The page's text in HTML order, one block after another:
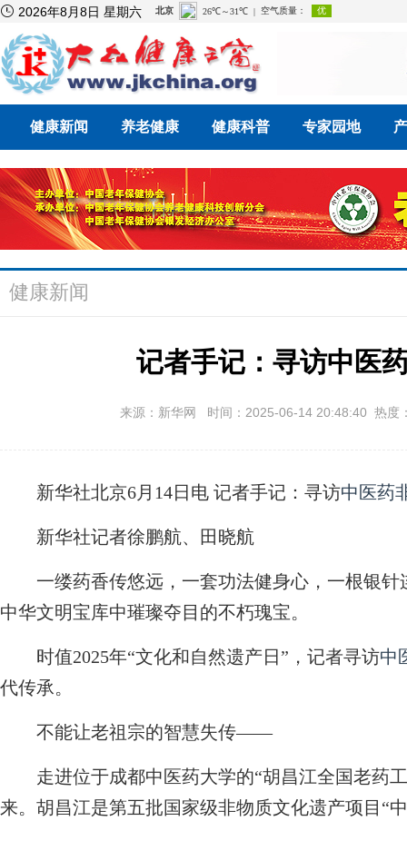
 2026年8月8日 星期六
健康新闻 养老健康 健康科普 专家园地
健康新闻
记者手记：寻访中医
来源：新华网 时间：2025-06-14 20:48:40 热度
新华社北京6月14日电 记者手记：寻访中医药
新华社记者徐鹏航、田晓航
一缕药香传悠远，一套功法健身心，一根银
中华文明宝库中璀璨夺目的不朽瑰宝。
时值2025年“文化和自然遗产日”，记者寻访中
代传承。
不能让老祖宗的智慧失传——
走进位于成都中医药大学的“胡昌江全国老药工
来。胡昌江是第五批国家级非物质文化遗产项目“